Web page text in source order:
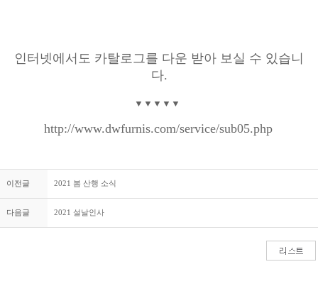
인터넷에서도 카탈로그를 다운 받아 보실 수 있습니
다.
▼▼▼▼▼
http://www.dwfurnis.com/service/sub05.php
이전글 2021 봄 산행 소식
다음글 2021 설날인사